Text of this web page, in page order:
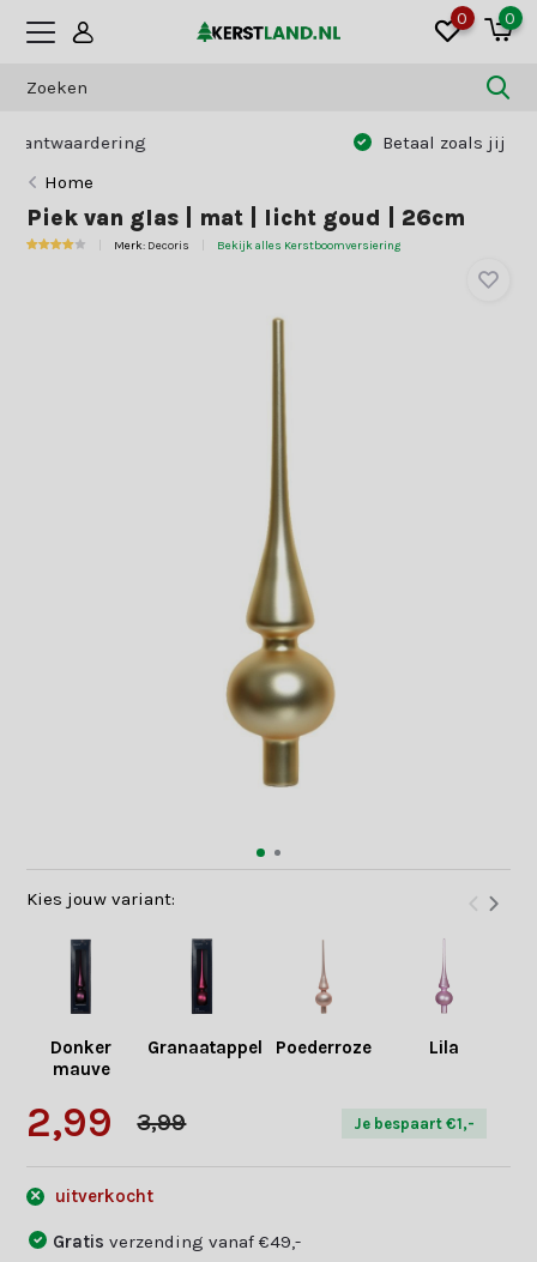
0 0
Betaal zoals jij dat wilt:
vooraf of achteraf
Home
Piek van glas | mat | licht goud | 26cm
Merk: Decoris Bekijk alles Kerstboomversiering
Kies jouw variant:
Donker
mauve
Granaatappel Poederroze Lila
2,99 3,99 Je bespaart €1,-
uitverkocht
Gratisverzending vanaf €49,-